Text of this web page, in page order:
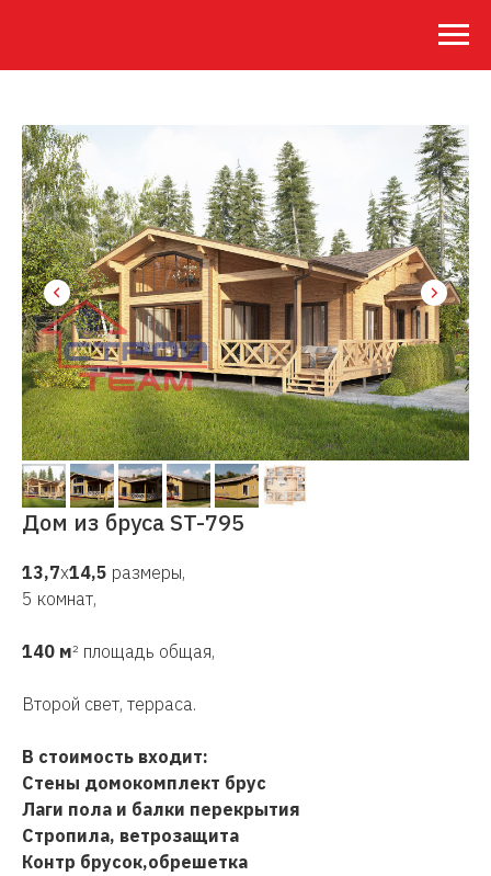
Дом из бруса ST-795
13,7х14,5 размеры,
5 комнат,
140 м² площадь общая,
Второй свет, терраса.
В стоимость входит:
Стены домокомплект брус
Лаги пола и балки перекрытия
Стропила, ветрозащита
Контр брусок,обрешетка